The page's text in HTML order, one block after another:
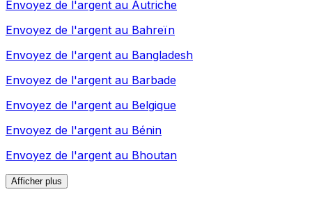
Envoyez de l'argent au Autriche
Envoyez de l'argent au Bahreïn
Envoyez de l'argent au Bangladesh
Envoyez de l'argent au Barbade
Envoyez de l'argent au Belgique
Envoyez de l'argent au Bénin
Envoyez de l'argent au Bhoutan
Afficher plus